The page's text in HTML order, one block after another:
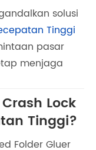
solusi
Tinggi
pasar
menjaga
Lock
Tinggi?
​​Folder Gluer